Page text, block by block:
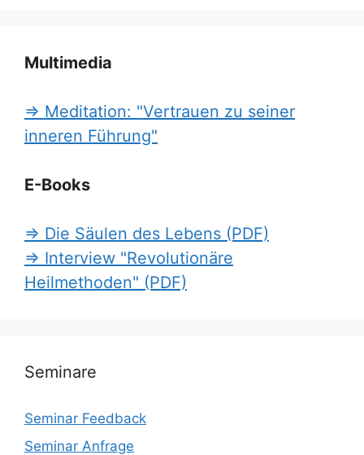
Multimedia
=> Meditation: "Vertrauen zu seiner
inneren Führung"
E-Books
=> Die Säulen des Lebens (PDF)
=> Interview "Revolutionäre
Heilmethoden" (PDF)
Seminare
Seminar Feedback
Seminar Anfrage